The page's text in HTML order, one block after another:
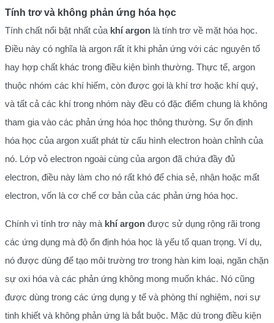
Tính trơ và không phản ứng hóa học
Tính chất nổi bật nhất của khí argon là tính trơ về mặt hóa học.
Điều này có nghĩa là argon rất ít khi phản ứng với các nguyên tố
hay hợp chất khác trong điều kiện bình thường. Thực tế, argon
thuộc nhóm các khí hiếm, còn được gọi là khí trơ hoặc khí quý,
và tất cả các khí trong nhóm này đều có đặc điểm chung là không
tham gia vào các phản ứng hóa học thông thường. Sự ổn định
hóa học của argon xuất phát từ cấu hình electron hoàn chỉnh của
nó. Lớp vỏ electron ngoài cùng của argon đã chứa đầy đủ
electron, điều này làm cho nó rất khó để chia sẻ, nhận hoặc mất
electron, vốn là cơ chế cơ bản của các phản ứng hóa học.
Chính vì tính trơ này mà khí argon được sử dụng rộng rãi trong
các ứng dụng mà độ ổn định hóa học là yếu tố quan trọng. Ví dụ,
nó được dùng để tạo môi trường trơ trong hàn kim loại, ngăn chặn
sự oxi hóa và các phản ứng không mong muốn khác. Nó cũng
được dùng trong các ứng dụng y tế và phòng thí nghiệm, nơi sự
tinh khiết và không phản ứng là bắt buộc. Mặc dù trong điều kiện